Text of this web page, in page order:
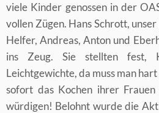
viele Kinder genossen in der
vollen Zügen. Hans Schrott,
Helfer, Andreas, Anton und
ins Zeug. Sie stellten fest,
Leichtgewichte, da muss man
sofort das Kochen ihrer
würdigen! Belohnt wurde die